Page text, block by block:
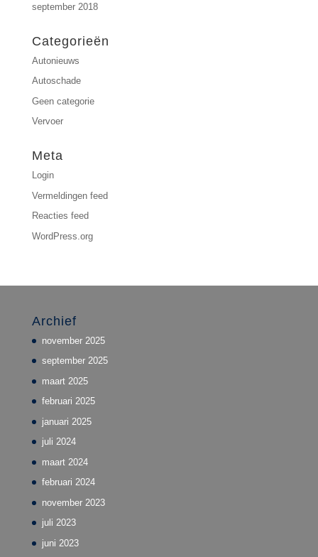
september 2018
Categorieën
Autonieuws
Autoschade
Geen categorie
Vervoer
Meta
Login
Vermeldingen feed
Reacties feed
WordPress.org
Archief
november 2025
september 2025
maart 2025
februari 2025
januari 2025
juli 2024
maart 2024
februari 2024
november 2023
juli 2023
juni 2023